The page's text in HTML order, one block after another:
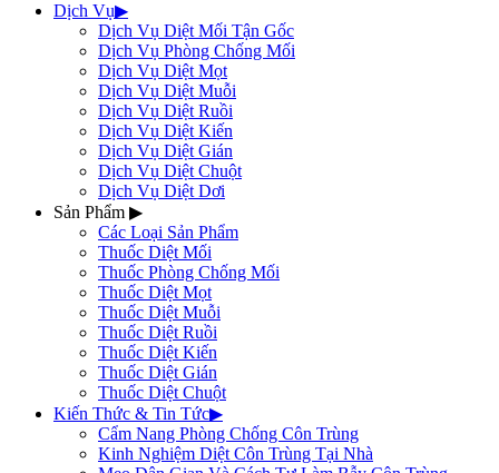
Dịch Vụ▶
Dịch Vụ Diệt Mối Tận Gốc
Dịch Vụ Phòng Chống Mối
Dịch Vụ Diệt Mọt
Dịch Vụ Diệt Muỗi
Dịch Vụ Diệt Ruồi
Dịch Vụ Diệt Kiến
Dịch Vụ Diệt Gián
Dịch Vụ Diệt Chuột
Dịch Vụ Diệt Dơi
Sản Phẩm ▶
Các Loại Sản Phẩm
Thuốc Diệt Mối
Thuốc Phòng Chống Mối
Thuốc Diệt Mọt
Thuốc Diệt Muỗi
Thuốc Diệt Ruồi
Thuốc Diệt Kiến
Thuốc Diệt Gián
Thuốc Diệt Chuột
Kiến Thức & Tin Tức▶
Cẩm Nang Phòng Chống Côn Trùng
Kinh Nghiệm Diệt Côn Trùng Tại Nhà